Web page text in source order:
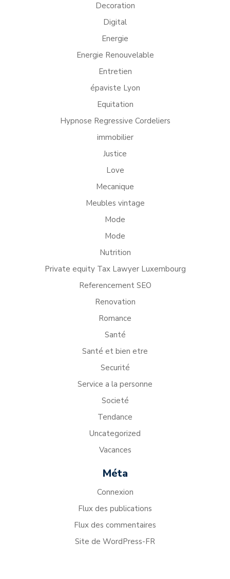
Decoration
Digital
Energie
Energie Renouvelable
Entretien
épaviste Lyon
Equitation
Hypnose Regressive Cordeliers
immobilier
Justice
Love
Mecanique
Meubles vintage
Mode
Mode
Nutrition
Private equity Tax Lawyer Luxembourg
Referencement SEO
Renovation
Romance
Santé
Santé et bien etre
Securité
Service a la personne
Societé
Tendance
Uncategorized
Vacances
Méta
Connexion
Flux des publications
Flux des commentaires
Site de WordPress-FR